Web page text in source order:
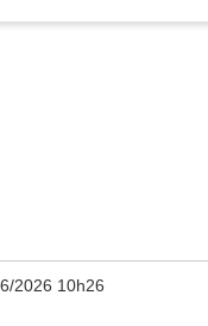
2026 10h26